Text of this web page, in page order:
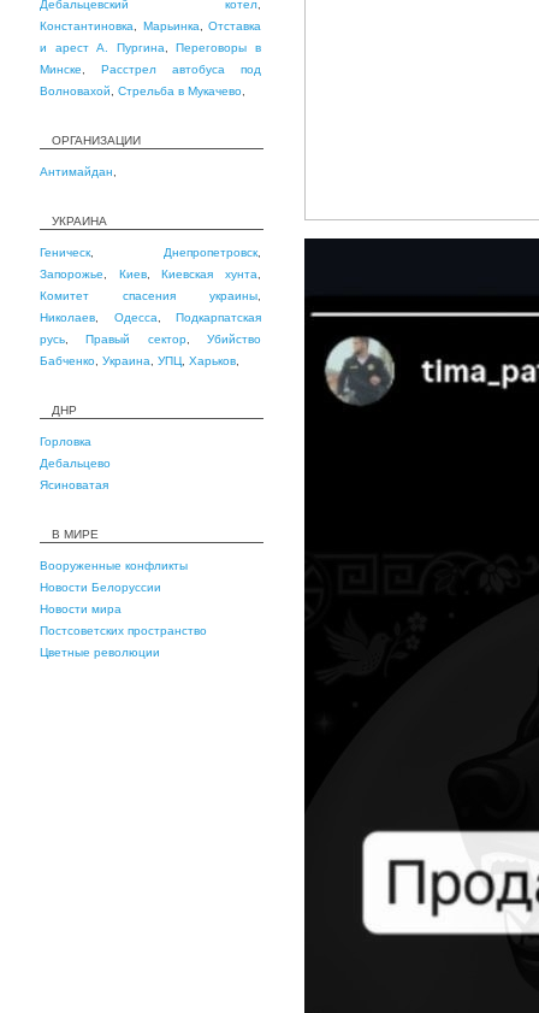
Дебальцевский котел
Константиновка
Марьинка
Отставка
и арест А. Пургина ,Переговоры в
Минске
Расстрел автобуса под
Волновахой
Стрельба в Мукачево
ОРГАНИЗАЦИИ
Антимайдан
УКРАИНА
Геническ Днепропетровск
Запорожье
Киев,Киевская хунта
Комитет спасения украины
Николаев
Одесса
Подкарпатская
русь ,Правый сектор,Убийство
Бабченко Украина УПЦ Харьков
ДНР
Горловка
Дебальцево
Ясиноватая
В МИРЕ
Вооруженные конфликты
Новости Белоруссии
Новости мира
Постсоветских пространство
Цветные революции